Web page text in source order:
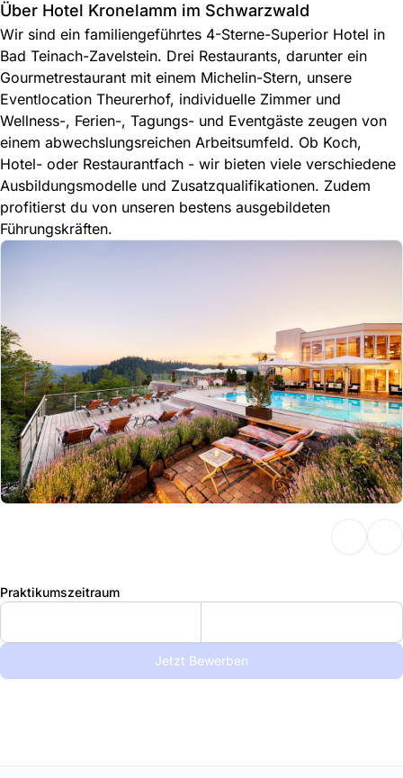
Über Hotel Kronelamm im Schwarzwald
Wir sind ein familiengeführtes 4-Sterne-Superior Hotel in
Bad Teinach-Zavelstein. Drei Restaurants, darunter ein
Gourmetrestaurant mit einem Michelin-Stern, unsere
Eventlocation Theurerhof, individuelle Zimmer und
Wellness-, Ferien-, Tagungs- und Eventgäste zeugen von
einem abwechslungsreichen Arbeitsumfeld. Ob Koch,
Hotel- oder Restaurantfach - wir bieten viele verschiedene
Ausbildungsmodelle und Zusatzqualifikationen. Zudem
profitierst du von unseren bestens ausgebildeten
Führungskräften.
Praktikumszeitraum
Jetzt Bewerben